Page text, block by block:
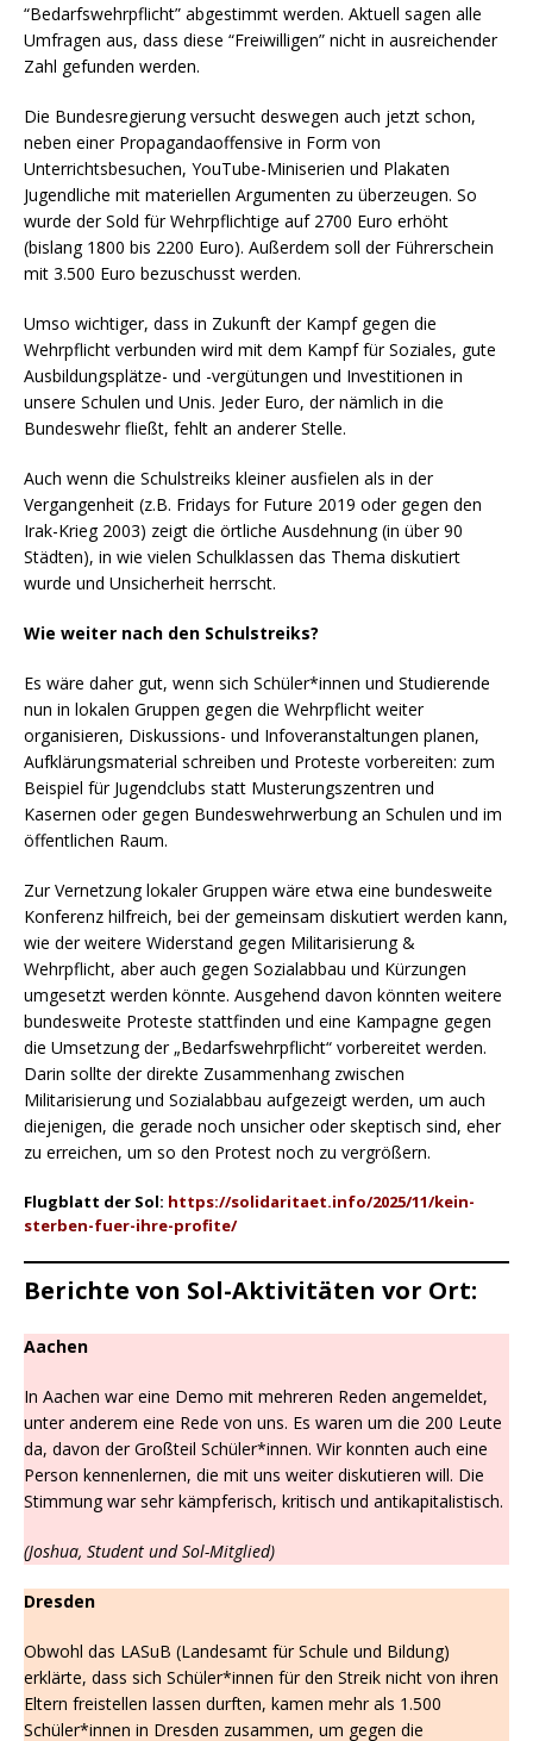
“Bedarfswehrpflicht” abgestimmt werden. Aktuell sagen alle
Umfragen aus, dass diese “Freiwilligen” nicht in ausreichender
Zahl gefunden werden.
Die Bundesregierung versucht deswegen auch jetzt schon,
neben einer Propagandaoffensive in Form von
Unterrichtsbesuchen, YouTube-Miniserien und Plakaten
Jugendliche mit materiellen Argumenten zu überzeugen. So
wurde der Sold für Wehrpflichtige auf 2700 Euro erhöht
(bislang 1800 bis 2200 Euro). Außerdem soll der Führerschein
mit 3.500 Euro bezuschusst werden.
Umso wichtiger, dass in Zukunft der Kampf gegen die
Wehrpflicht verbunden wird mit dem Kampf für Soziales, gute
Ausbildungsplätze- und -vergütungen und Investitionen in
unsere Schulen und Unis. Jeder Euro, der nämlich in die
Bundeswehr fließt, fehlt an anderer Stelle.
Auch wenn die Schulstreiks kleiner ausfielen als in der
Vergangenheit (z.B. Fridays for Future 2019 oder gegen den
Irak-Krieg 2003) zeigt die örtliche Ausdehnung (in über 90
Städten), in wie vielen Schulklassen das Thema diskutiert
wurde und Unsicherheit herrscht.
Wie weiter nach den Schulstreiks?
Es wäre daher gut, wenn sich Schüler*innen und Studierende
nun in lokalen Gruppen gegen die Wehrpflicht weiter
organisieren, Diskussions- und Infoveranstaltungen planen,
Aufklärungsmaterial schreiben und Proteste vorbereiten: zum
Beispiel für Jugendclubs statt Musterungszentren und
Kasernen oder gegen Bundeswehrwerbung an Schulen und im
öffentlichen Raum.
Zur Vernetzung lokaler Gruppen wäre etwa eine bundesweite
Konferenz hilfreich, bei der gemeinsam diskutiert werden kann,
wie der weitere Widerstand gegen Militarisierung &
Wehrpflicht, aber auch gegen Sozialabbau und Kürzungen
umgesetzt werden könnte. Ausgehend davon könnten weitere
bundesweite Proteste stattfinden und eine Kampagne gegen
die Umsetzung der „Bedarfswehrpflicht“ vorbereitet werden.
Darin sollte der direkte Zusammenhang zwischen
Militarisierung und Sozialabbau aufgezeigt werden, um auch
diejenigen, die gerade noch unsicher oder skeptisch sind, eher
zu erreichen, um so den Protest noch zu vergrößern.
Flugblatt der Sol: https://solidaritaet.info/2025/11/kein-
sterben-fuer-ihre-profite/
Berichte von Sol-Aktivitäten vor Ort:
Aachen
In Aachen war eine Demo mit mehreren Reden angemeldet,
unter anderem eine Rede von uns. Es waren um die 200 Leute
da, davon der Großteil Schüler*innen. Wir konnten auch eine
Person kennenlernen, die mit uns weiter diskutieren will. Die
Stimmung war sehr kämpferisch, kritisch und antikapitalistisch.
(Joshua, Student und Sol-Mitglied)
Dresden
Obwohl das LASuB (Landesamt für Schule und Bildung)
erklärte, dass sich Schüler*innen für den Streik nicht von ihren
Eltern freistellen lassen durften, kamen mehr als 1.500
Schüler*innen in Dresden zusammen, um gegen die